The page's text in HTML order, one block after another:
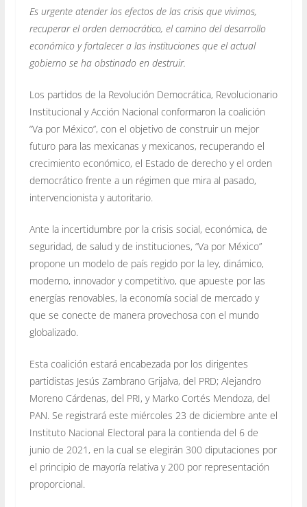
Es urgente atender los efectos de las crisis que vivimos,
recuperar el orden democrático, el camino del desarrollo
económico y fortalecer a las instituciones que el actual
gobierno se ha obstinado en destruir.
Los partidos de la Revolución Democrática, Revolucionario
Institucional y Acción Nacional conformaron la coalición
“Va por México”, con el objetivo de construir un mejor
futuro para las mexicanas y mexicanos, recuperando el
crecimiento económico, el Estado de derecho y el orden
democrático frente a un régimen que mira al pasado,
intervencionista y autoritario.
Ante la incertidumbre por la crisis social, económica, de
seguridad, de salud y de instituciones, “Va por México”
propone un modelo de país regido por la ley, dinámico,
moderno, innovador y competitivo, que apueste por las
energías renovables, la economía social de mercado y
que se conecte de manera provechosa con el mundo
globalizado.
Esta coalición estará encabezada por los dirigentes
partidistas Jesús Zambrano Grijalva, del PRD; Alejandro
Moreno Cárdenas, del PRI, y Marko Cortés Mendoza, del
PAN. Se registrará este miércoles 23 de diciembre ante el
Instituto Nacional Electoral para la contienda del 6 de
junio de 2021, en la cual se elegirán 300 diputaciones por
el principio de mayoría relativa y 200 por representación
proporcional.